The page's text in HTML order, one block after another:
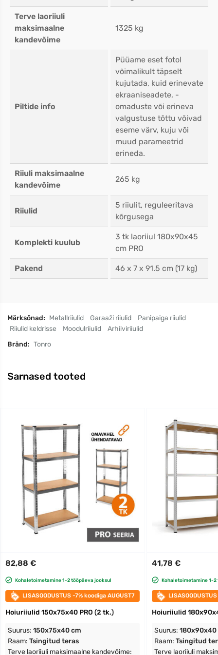
Terve laoriiuli
maksimaalne
kandevõime
1325 kg
Piltide info
Püüame eset fotol
võimalikult täpselt
kujutada, kuid erinevate
ekraaniseadete, -
omaduste või erineva
valgustuse tõttu võivad
eseme värv, kuju või
muud parameetrid
erineda.
Riiuli maksimaalne
kandevõime
265 kg
Riiulid
5 riiulit, reguleeritava
kõrgusega
Komplekti kuulub
3 tk laoriiul 180x90x45
cm PRO
Pakend 46 x 7 x 91.5 cm (17 kg)
Märksõnad: Metallriiulid Garaaži riiulid
Panipaiga riiulid
Riiulid keldrisse
Moodulriiulid
Arhiiviriiulid
Bränd: Tonro
Sarnased tooted
82,88 €
Kohaletoimetamine 1-2 tööpäeva jooksul
LISASOODUSTUS -7% koodiga AUGUST7
Hoiuriiulid 150x75x40 PRO (2 tk.)
Suurus: 150x75x40 cm
Raam: Tsingitud teras
Terve laoriiuli maksimaalne kandevõime:
41,78 €
Kohaletoimetamine 1-
Hoiuriiulid
Suurus: 180x90x40
Raam: Tsingitud
Terve laoriiuli